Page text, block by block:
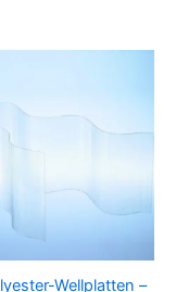
Wellplatten –